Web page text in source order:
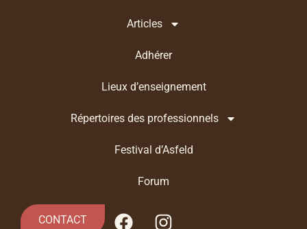
Articles
Adhérer
Lieux d’enseignement
Répertoires des professionnels
Festival d’Asfeld
Forum
CONTACT